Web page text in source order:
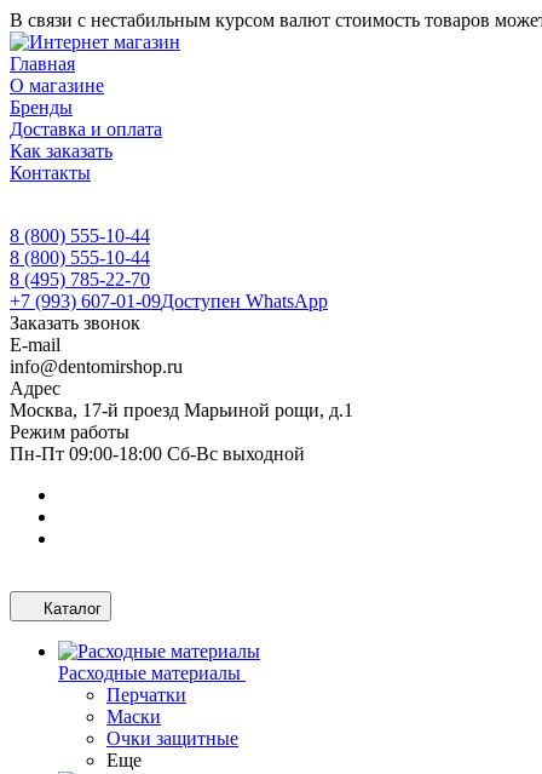
В связи с нестабильным курсом валют стоимость товаров
Главная
О магазине
Бренды
Доставка и оплата
Как заказать
Контакты
8 (800) 555-10-44
8 (800) 555-10-44
8 (495) 785-22-70
+7 (993) 607-01-09Доступен WhatsApp
Заказать звонок
E-mail
info@dentomirshop.ru
Адрес
Москва, 17-й проезд Марьиной рощи, д.1
Режим работы
Пн-Пт 09:00-18:00 Сб-Вс выходной
Каталог
Расходные материалы
Перчатки
Маски
Очки защитные
Еще